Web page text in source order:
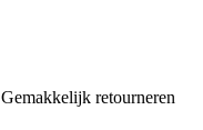
Gemakkelijk retourneren